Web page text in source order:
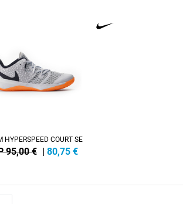
HYPERSPEED COURT SE
95,00 € | 80,75 €